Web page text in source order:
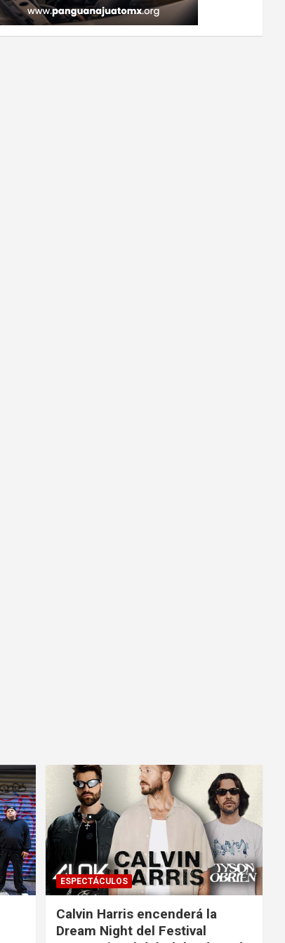
ESPECTÁCULOS
Calvin Harris encenderá la
Dream Night del Festival